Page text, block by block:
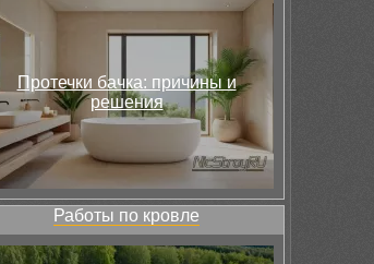
Протечки бачка: причины и
решения
Работы по кровле